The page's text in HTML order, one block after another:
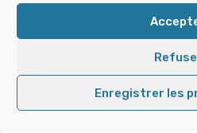
Enregistrer les
• La Tourette Domaine Duez-
Mentions